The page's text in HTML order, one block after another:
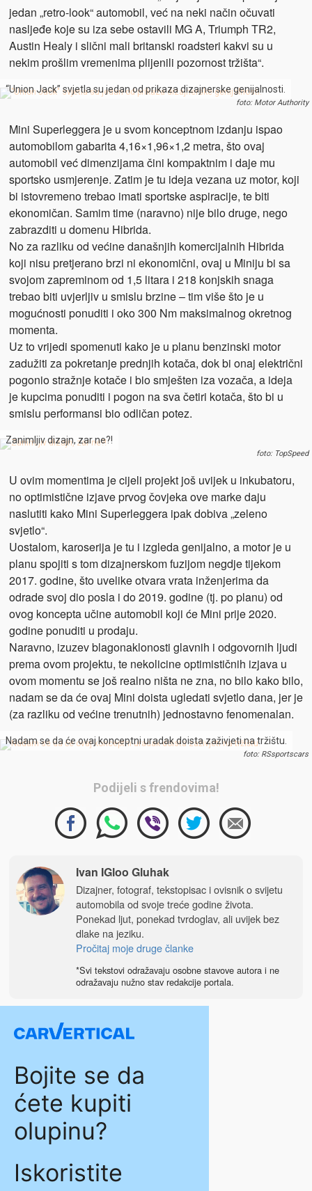
jedan „retro-look“ automobil, već na neki način očuvati
nasljeđe koje su iza sebe ostavili MG A, Triumph TR2,
Austin Healy i slični mali britanski roadsteri kakvi su u
nekim prošlim vremenima plijenili pozornost tržišta“.
“Union Jack” svjetla su jedan od prikaza dizajnerske genijalnosti.
foto: Motor Authority
Mini Superleggera je u svom konceptnom izdanju ispao
automobilom gabarita 4,16×1,96×1,2 metra, što ovaj
automobil već dimenzijama čini kompaktnim i daje mu
sportsko usmjerenje. Zatim je tu ideja vezana uz motor, koji
bi istovremeno trebao imati sportske aspiracije, te biti
ekonomičan. Samim time (naravno) nije bilo druge, nego
zabrazditi u domenu Hibrida.
No za razliku od većine današnjih komercijalnih Hibrida
koji nisu pretjerano brzi ni ekonomični, ovaj u Miniju bi sa
svojom zapreminom od 1,5 litara i 218 konjskih snaga
trebao biti uvjerljiv u smislu brzine – tim više što je u
mogućnosti ponuditi i oko 300 Nm maksimalnog okretnog
momenta.
Uz to vrijedi spomenuti kako je u planu benzinski motor
zadužiti za pokretanje prednjih kotača, dok bi onaj električni
pogonio stražnje kotače i bio smješten iza vozača, a ideja
je kupcima ponuditi i pogon na sva četiri kotača, što bi u
smislu performansi bio odličan potez.
Zanimljiv dizajn, zar ne?!
foto: TopSpeed
U ovim momentima je cijeli projekt još uvijek u inkubatoru,
no optimistične izjave prvog čovjeka ove marke daju
naslutiti kako Mini Superleggera ipak dobiva „zeleno
svjetlo“.
Uostalom, karoserija je tu i izgleda genijalno, a motor je u
planu spojiti s tom dizajnerskom fuzijom negdje tijekom
2017. godine, što uvelike otvara vrata inženjerima da
odrade svoj dio posla i do 2019. godine (tj. po planu) od
ovog koncepta učine automobil koji će Mini prije 2020.
godine ponuditi u prodaju.
Naravno, izuzev blagonaklonosti glavnih i odgovornih ljudi
prema ovom projektu, te nekolicine optimističnih izjava u
ovom momentu se još realno ništa ne zna, no bilo kako bilo,
nadam se da će ovaj Mini doista ugledati svjetlo dana, jer je
(za razliku od većine trenutnih) jednostavno fenomenalan.
Nadam se da će ovaj konceptni uradak doista zaživjeti na tržištu.
foto: RSsportscars
Podijeli s frendovima!
Ivan IGloo Gluhak
Dizajner, fotograf, tekstopisac i ovisnik o svijetu
automobila od svoje treće godine života.
Ponekad ljut, ponekad tvrdoglav, ali uvijek bez
dlake na jeziku.
Pročitaj moje druge članke
*Svi tekstovi odražavaju osobne stavove autora i ne
odražavaju nužno stav redakcije portala.